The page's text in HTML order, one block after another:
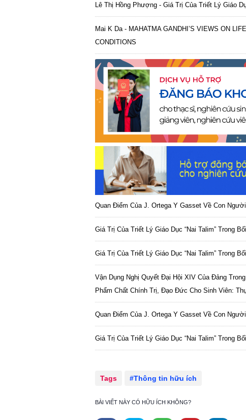
Lê Thị Hồng Phượng - Giá Trị Của Triết Lý Giáo
Mai K Da - MAHATMA GANDHI’S VIEWS ON
CONDITIONS
Quan Điểm Của J. Ortega Y Gasset Về Con
Giá Trị Của Triết Lý Giáo Dục “Nai Talim” Trong
Giá Trị Của Triết Lý Giáo Dục “Nai Talim” Trong
Vận Dụng Nghị Quyết Đại Hội XIV Của Đảng
Phẩm Chất Chính Trị, Đạo Đức Cho Sinh Viên:
Quan Điểm Của J. Ortega Y Gasset Về Con
Giá Trị Của Triết Lý Giáo Dục “Nai Talim” Trong
Tags Thông tin hữu ích
BÀI VIẾT NÀY CÓ HỮU ÍCH KHÔNG?